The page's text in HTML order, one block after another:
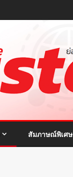
สัมภาษณ์พิเศษ